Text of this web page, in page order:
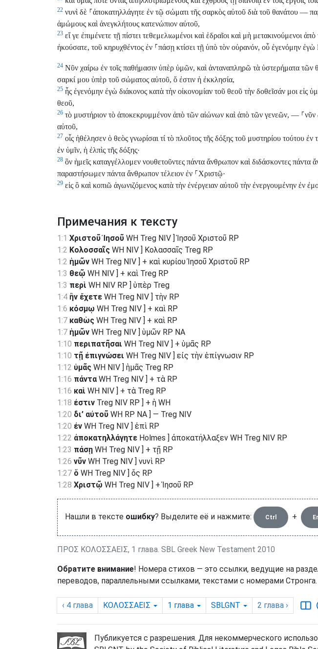
22 νυνὶ δὲ ⸀ἀποκατηλλάγητε ἐν τῷ σώματι τῆς σαρκὸς αὐτοῦ διὰ τοῦ θανάτου —
ἀμώμους καὶ ἀνεγκλήτους κατενώπιον αὐτοῦ,
23 εἴ γε ἐπιμένετε τῇ πίστει τεθεμελιωμένοι καὶ ἑδραῖοι καὶ μὴ μετακινούμενοι
ἠκούσατε, τοῦ κηρυχθέντος ἐν ⸀πάσῃ κτίσει τῇ ὑπὸ τὸν οὐρανόν, οὗ ἐγενόμην
24 Νῦν χαίρω ἐν τοῖς παθήμασιν ὑπὲρ ὑμῶν, καὶ ἀνταναπληρῶ τὰ ὑστερήματα τῶν
σαρκί μου ὑπὲρ τοῦ σώματος αὐτοῦ, ὅ ἐστιν ἡ ἐκκλησία,
25 ἧς ἐγενόμην ἐγὼ διάκονος κατὰ τὴν οἰκονομίαν τοῦ θεοῦ τὴν δοθεῖσάν μοι εἰς
θεοῦ,
26 τὸ μυστήριον τὸ ἀποκεκρυμμένον ἀπὸ τῶν αἰώνων καὶ ἀπὸ τῶν γενεῶν, — ⸀νῦν
αὐτοῦ,
27 οἷς ἠθέλησεν ὁ θεὸς γνωρίσαι τί τὸ πλοῦτος τῆς δόξης τοῦ μυστηρίου τούτου ἐν
ἐν ὑμῖν, ἡ ἐλπὶς τῆς δόξης·
28 ὃν ἡμεῖς καταγγέλλομεν νουθετοῦντες πάντα ἄνθρωπον καὶ διδάσκοντες πάντα
παραστήσωμεν πάντα ἄνθρωπον τέλειον ἐν ⸀Χριστῷ·
29 εἰς ὃ καὶ κοπιῶ ἀγωνιζόμενος κατὰ τὴν ἐνέργειαν αὐτοῦ τὴν ἐνεργουμένην ἐν
Примечания к тексту
1:1 Χριστοῦ Ἰησοῦ WH Treg NIV ] Ἰησοῦ Χριστοῦ RP
1:2 Κολοσσαῖς WH NIV ] Κολασσαῖς Treg RP
1:2 ἡμῶν WH Treg NIV ] + καὶ κυρίου Ἰησοῦ Χριστοῦ RP
1:3 θεῷ WH NIV ] + καὶ Treg RP
1:3 περὶ WH NIV RP ] ὑπὲρ Treg
1:4 ἣν ἔχετε WH Treg NIV ] τὴν RP
1:6 κόσμῳ WH Treg NIV ] + καὶ RP
1:7 καθὼς WH Treg NIV ] + καὶ RP
1:7 ἡμῶν WH Treg NIV ] ὑμῶν RP NA
1:10 περιπατῆσαι WH Treg NIV ] + ὑμᾶς RP
1:10 τῇ ἐπιγνώσει WH Treg NIV ] εἰς τὴν ἐπίγνωσιν RP
1:12 ὑμᾶς WH NIV ] ἡμᾶς Treg RP
1:16 πάντα WH Treg NIV ] + τὰ RP
1:16 καὶ WH NIV ] + τὰ Treg RP
1:18 ἐστιν Treg NIV RP ] + ἡ WH
1:20 δι’ αὐτοῦ WH RP NA ] — Treg NIV
1:20 ἐν WH Treg NIV ] ἐπὶ RP
1:22 ἀποκατηλλάγητε Holmes ] ἀποκατήλλαξεν WH Treg NIV RP
1:23 πάσῃ WH Treg NIV ] + τῇ RP
1:26 νῦν WH Treg NIV ] νυνὶ RP
1:27 ὅ WH Treg NIV ] ὅς RP
1:28 Χριστῷ WH Treg NIV ] + Ἰησοῦ RP
Нашли в тексте ошибку? Выделите её и нажмите: Ctrl +
ΠΡΟΣ ΚΟΛΟΣΣΑΕΙΣ, 1 глава. SBL Greek New Testament 2010
Обратите внимание! Номера стихов — это ссылки, ведущие на
переводов, параллельными ссылками, текстами с номерами
‹ 4 глава ΚΟΛΟΣΣΑΕΙΣ 1 глава SBLGNT 2 глава ›
Публикуется с разрешения. Для некоммерческого